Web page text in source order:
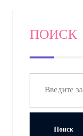
ПОИСК